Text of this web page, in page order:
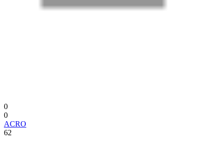
0
0
ACRO
62